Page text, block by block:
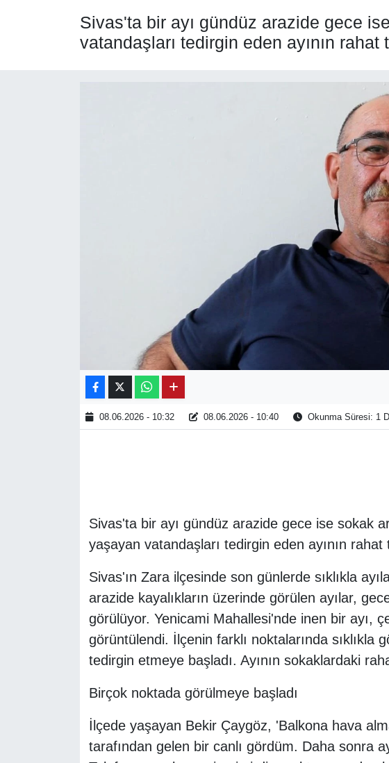
Sivas'ta bir ayı gündüz arazide gece
vatandaşları tedirgin eden ayının rahat
08.06.2026 - 10:32 08.06.2026 - 10:40 Okunma Süresi: 1
Sivas'ta bir ayı gündüz arazide gece ise sokak
yaşayan vatandaşları tedirgin eden ayının rahat
Sivas'ın Zara ilçesinde son günlerde sıklıkla
arazide kayalıkların üzerinde görülen ayılar,
görülüyor. Yenicami Mahallesi'nde inen bir ayı,
görüntülendi. İlçenin farklı noktalarında sıklıkla
tedirgin etmeye başladı. Ayının sokaklardaki
Birçok noktada görülmeye başladı
İlçede yaşayan Bekir Çaygöz, 'Balkona hava
tarafından gelen bir canlı gördüm. Daha sonra